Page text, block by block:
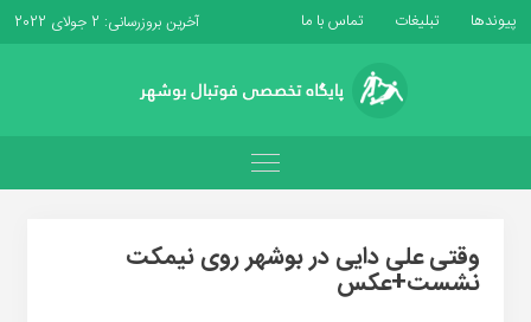
پیوندها تبلیغات تماس با ما آخرین بروزرسانی: 2 جولای 2022
وقتی علی دایی در بوشهر روی نیمکت
نشست+عکس